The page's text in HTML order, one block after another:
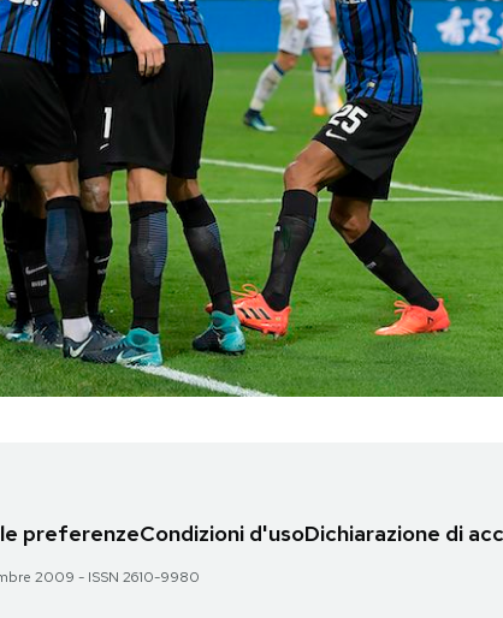
preferenzeCondizioni d'usoDichiarazione di
2009 - ISSN 2610-9980